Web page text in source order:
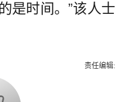
是时间。”该人士
责任编辑: